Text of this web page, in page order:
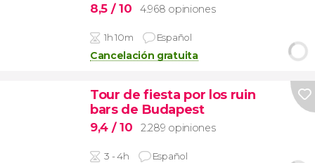
8,5 / 10 4.968 opiniones
1h 10m Español
Cancelación gratuita
Tour de fiesta por los ruin
bars de Budapest
9,4 / 10 2.289 opiniones
3 - 4h Español